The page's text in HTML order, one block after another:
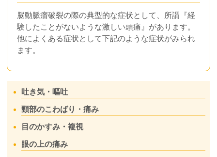
脳動脈瘤破裂の際の典型的な症状として、所謂『経
験したことがないような激しい頭痛』があります。
他によくある症状として下記のような症状がみられ
ます。
吐き気・嘔吐
頸部のこわばり・痛み
目のかすみ・複視
眼の上の痛み